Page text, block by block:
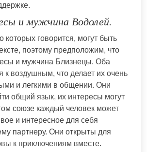
и мужчина Водолей.
которых говорится, могут быть
поэтому предположим, что
и мужчина Близнецы. Оба
к воздушным, что делает их очень
и легкими в общении. Они
общий язык, их интересы могут
союзе каждый человек может
и интересное для себя
партнеру. Они открыты для
к приключениям вместе.